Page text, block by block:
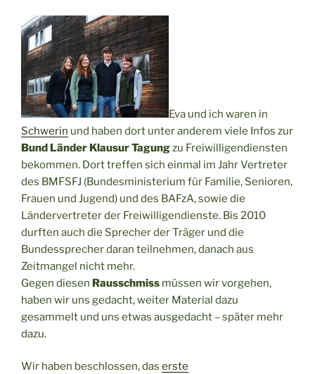
Eva und ich waren in
Schwerin und haben dort unter anderem viele Infos zur
Bund Länder Klausur Tagungzu Freiwilligendiensten
bekommen. Dort treffen sich einmal im Jahr Vertreter
des BMFSFJ (Bundesministerium für Familie, Senioren,
Frauen und Jugend) und des BAFzA, sowie die
Ländervertreter der Freiwilligendienste. Bis 2010
durften auch die Sprecher der Träger und die
Bundessprecher daran teilnehmen, danach aus
Zeitmangel nicht mehr.
Gegen diesen Rausschmiss müssen wir vorgehen,
haben wir uns gedacht, weiter Material dazu
gesammelt und uns etwas ausgedacht – später mehr
dazu.
Wir haben beschlossen, das erste